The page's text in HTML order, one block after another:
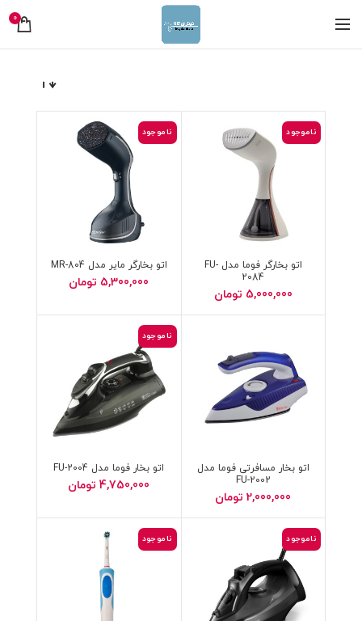
0
ناموجود
اتو بخارگر فوما مدل FU-
2084
5,000,000 تومان
ناموجود
اتو بخارگر مایر مدل MR-804
5,300,000 تومان
اتو بخار مسافرتی فوما مدل
FU-2002
2,000,000 تومان
ناموجود
اتو بخار فوما مدل FU-2004
4,750,000 تومان
ناموجود ناموجود